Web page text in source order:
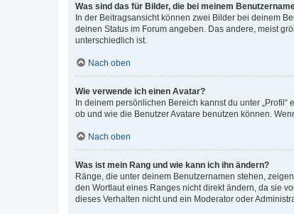
Was sind das für Bilder, die bei meinem
In der Beitragsansicht können zwei Bilder bei deinem
deinen Status im Forum angeben. Das andere, meist
unterschiedlich ist.
Nach oben
Wie verwende ich einen Avatar?
In deinem persönlichen Bereich kannst du unter
ob und wie die Benutzer Avatare benutzen können.
Nach oben
Was ist mein Rang und wie kann ich ihn ändern?
Ränge, die unter deinem Benutzernamen stehen,
den Wortlaut eines Ranges nicht direkt ändern, da sie
dieses Verhalten nicht und ein Moderator oder